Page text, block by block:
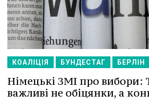
КОАЛІЦІЯ БУНДЕСТАГ БЕРЛІН
Німецькі ЗМІ про вибори:
важливі не обіцянки, а